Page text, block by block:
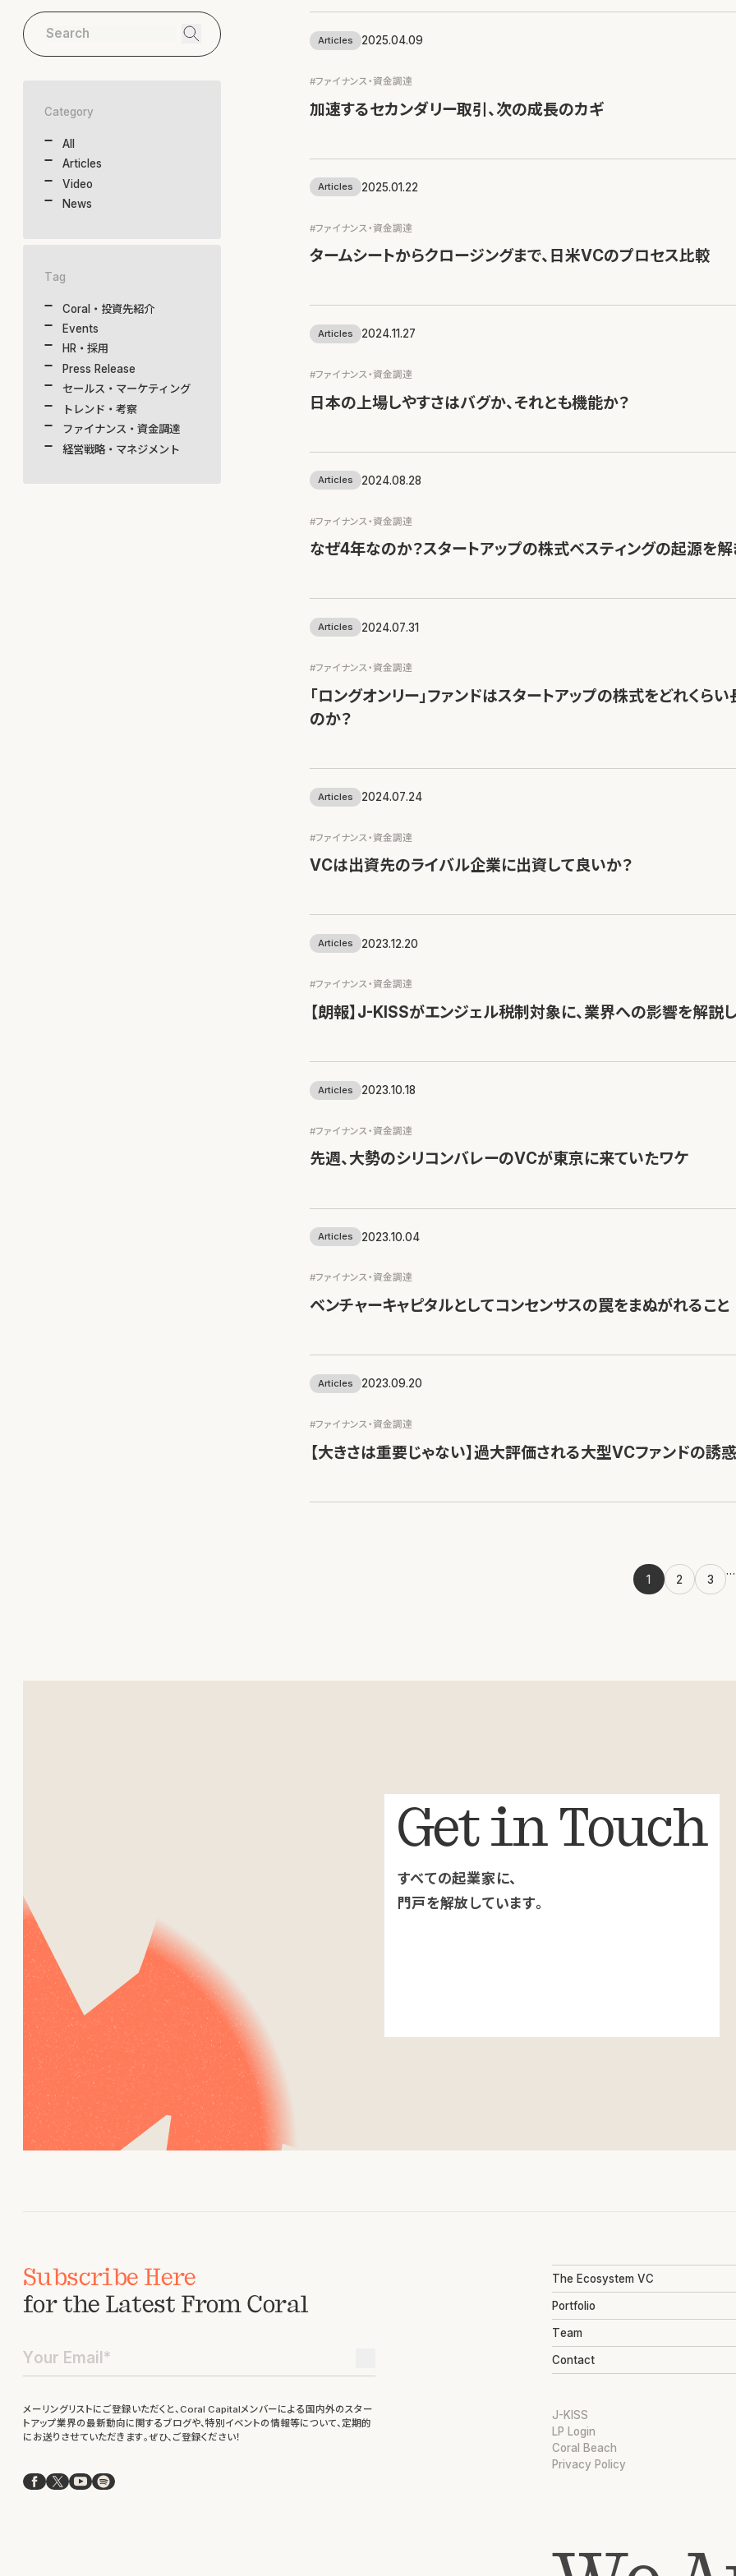
Category
All
Articles
Video
News
Tag
Coral・投資先紹介
Events
HR・採用
Press Release
セールス・マーケティング
トレンド・考察
ファイナンス・資金調達
経営戦略・マネジメント
Articles 2025.04.09
#ファイナンス・資金調達
加速するセカンダリー取引、次の成長のカギ
Articles 2025.01.22
#ファイナンス・資金調達
タームシートからクロージングまで、日米VCのプロセス比較
Articles 2024.11.27
#ファイナンス・資金調達
日本の上場しやすさはバグか、それとも機能か？
Articles 2024.08.28
#ファイナンス・資金調達
なぜ4年なのか？スタートアップの株式ベスティングの起源を
Articles 2024.07.31
#ファイナンス・資金調達
「ロングオンリー」ファンドはスタートアップの株式をどれくら
のか？
Articles 2024.07.24
#ファイナンス・資金調達
VCは出資先のライバル企業に出資して良いか？
Articles 2023.12.20
#ファイナンス・資金調達
【朗報】J-KISSがエンジェル税制対象に、業界への影響を解説
Articles 2023.10.18
#ファイナンス・資金調達
先週、大勢のシリコンバレーのVCが東京に来ていたワケ
Articles 2023.10.04
#ファイナンス・資金調達
ベンチャーキャピタルとしてコンセンサスの罠をまぬがれること
Articles 2023.09.20
#ファイナンス・資金調達
【大きさは重要じゃない】過大評価される大型VCファンドの誘惑
1 2 3
…
Get in Touch
すべての起業家に、
門戸を解放しています。
Subscribe Here
for the Latest From Coral
メーリングリストにご登録いただくと、Coral Capitalメンバーによる国内外のスター
トアップ業界の最新動向に関するブログや、特別イベントの情報等について、定期的
にお送りさせていただきます。ぜひ、ご登録ください！
Facebook
X YouTube
Spotify
The Ecosystem VC
Portfolio
Team
Contact
J-KISS
LP Login
Coral Beach
Privacy Policy